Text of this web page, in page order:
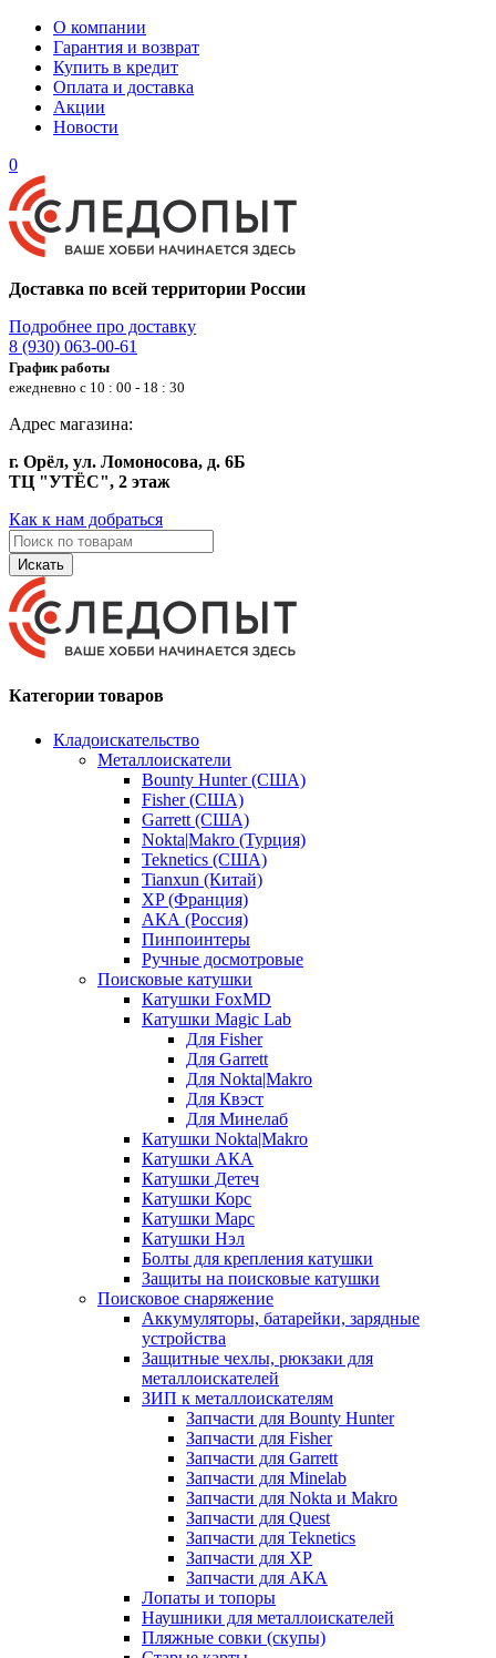
О компании
Гарантия и возврат
Купить в кредит
Оплата и доставка
Акции
Новости
0
Доставка по всей территории России
Подробнее про доставку
8 (930) 063-00-61
График работы
ежедневно с 10 : 00 - 18 : 30
Адрес магазина:
г. Орёл, ул. Ломоносова, д. 6Б
ТЦ "УТЁС", 2 этаж
Как к нам добраться
Искать
Категории товаров
Кладоискательство
Металлоискатели
Bounty Hunter (США)
Fisher (США)
Garrett (США)
Nokta|Makro (Турция)
Teknetics (США)
Tianxun (Китай)
XP (Франция)
АКА (Россия)
Пинпоинтеры
Ручные досмотровые
Поисковые катушки
Катушки FoxMD
Катушки Magic Lab
Для Fisher
Для Garrett
Для Nokta|Makro
Для Квэст
Для Минелаб
Катушки Nokta|Makro
Катушки АКА
Катушки Детеч
Катушки Корс
Катушки Марс
Катушки Нэл
Болты для крепления катушки
Защиты на поисковые катушки
Поисковое снаряжение
Аккумуляторы, батарейки, зарядные
устройства
Защитные чехлы, рюкзаки для
металлоискателей
ЗИП к металлоискателям
Запчасти для Bounty Hunter
Запчасти для Fisher
Запчасти для Garrett
Запчасти для Minelab
Запчасти для Nokta и Makro
Запчасти для Quest
Запчасти для Teknetics
Запчасти для XP
Запчасти для АКА
Лопаты и топоры
Наушники для металлоискателей
Пляжные совки (скупы)